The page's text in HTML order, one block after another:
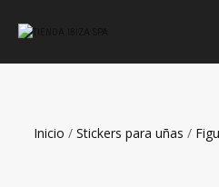
Inicio / Stickers para uñas /